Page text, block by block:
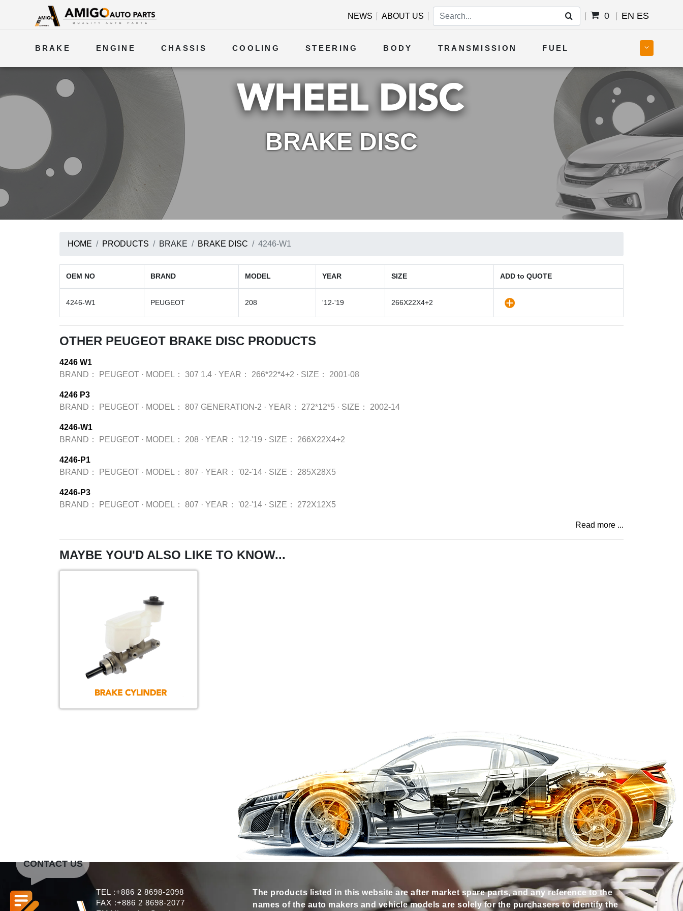
NEWS ABOUT US 0 EN ES
BRAKE ENGINE CHASSIS COOLING STEERING BODY TRANSMISSION FUEL
ELECTRICAL
BRAKE DISC
HOME PRODUCTS BRAKE BRAKE DISC 4246-W1
OEM NO BRAND MODEL YEAR SIZE ADD to QUOTE
4246-W1 PEUGEOT 208 '12-'19 266X22X4+2
OTHER PEUGEOT BRAKE DISC PRODUCTS
4246 W1
BRAND：
PEUGEOT · MODEL： 307 1.4 · YEAR： 266*22*4+2 · SIZE： 2001-08
4246 P3
BRAND：
PEUGEOT · MODEL： 807 GENERATION-2 · YEAR： 272*12*5 · SIZE： 2002-14
4246-W1
BRAND：
PEUGEOT · MODEL： 208 · YEAR： '12-'19 · SIZE： 266X22X4+2
4246-P1
BRAND：
PEUGEOT · MODEL： 807 · YEAR： '02-'14 · SIZE： 285X28X5
4246-P3
BRAND：
PEUGEOT · MODEL： 807 · YEAR： '02-'14 · SIZE： 272X12X5
Read more ...
MAYBE YOU'D ALSO LIKE TO KNOW...
TEL :+886 2 8698-2098
FAX :+886 2 8698-2077
The products listed in this website are after market spare parts, and any reference to the
names of the auto makers and vehicle models are solely for the purchasers to identify the
CONTACT US